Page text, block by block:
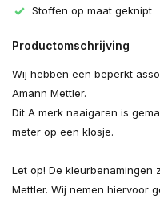
Stoffen op maat geknipt
Productomschrijving
Wij hebben een beperkt
Amann Mettler.
Dit A merk naaigaren is
meter op een klosje.
Let op! De kleurbenamingen
Mettler. Wij nemen hiervoor